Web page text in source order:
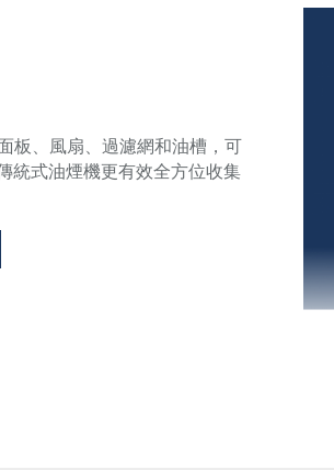
板、風扇、過濾網和油槽，可
統式油煙機更有效全方位收集